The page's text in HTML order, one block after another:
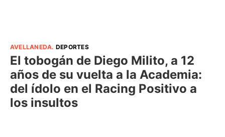
AVELLANEDA. DEPORTES
El tobogán de Diego Milito, a 12
años de su vuelta a la Academia:
del ídolo en el Racing Positivo a
los insultos